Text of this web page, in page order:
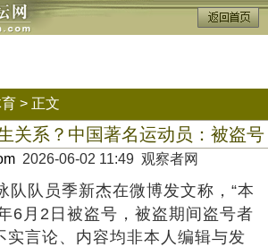
> 正文
关系？中国著名运动员：被盗号
2026-06-02 11:49 观察者网
队队员季新杰在微博发文称，“本
6月2日被盗号，被盗期间盗号者
实言论、内容均非本人编辑与发